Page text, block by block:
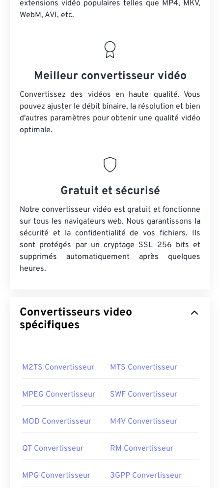
extensions vidéo populaires telles que MP4, MKV,
WebM, AVI, etc.
Meilleur convertisseur vidéo
Convertissez des vidéos en haute qualité. Vous
pouvez ajuster le débit binaire, la résolution et bien
d'autres paramètres pour obtenir une qualité vidéo
optimale.
Gratuit et sécurisé
Notre convertisseur vidéo est gratuit et fonctionne
sur tous les navigateurs web. Nous garantissons la
sécurité et la confidentialité de vos fichiers. Ils
sont protégés par un cryptage SSL 256 bits et
supprimés automatiquement après quelques
heures.
Convertisseurs video
spécifiques
M2TS Convertisseur MTS Convertisseur
MPEG Convertisseur SWF Convertisseur
MOD Convertisseur M4V Convertisseur
QT Convertisseur RM Convertisseur
MPG Convertisseur 3GPP Convertisseur